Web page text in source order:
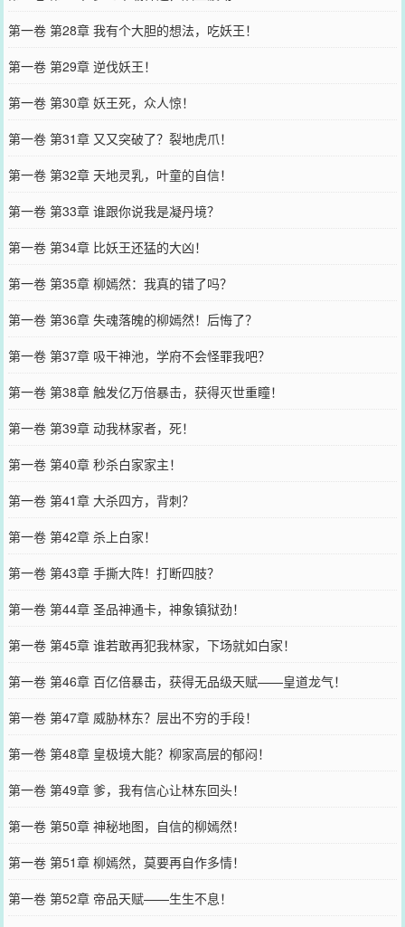
第一卷 第28章 我有个大胆的想法，吃妖王！
第一卷 第29章 逆伐妖王！
第一卷 第30章 妖王死，众人惊！
第一卷 第31章 又又突破了？裂地虎爪！
第一卷 第32章 天地灵乳，叶童的自信！
第一卷 第33章 谁跟你说我是凝丹境？
第一卷 第34章 比妖王还猛的大凶！
第一卷 第35章 柳嫣然：我真的错了吗？
第一卷 第36章 失魂落魄的柳嫣然！后悔了？
第一卷 第37章 吸干神池，学府不会怪罪我吧？
第一卷 第38章 触发亿万倍暴击，获得灭世重瞳！
第一卷 第39章 动我林家者，死！
第一卷 第40章 秒杀白家家主！
第一卷 第41章 大杀四方，背刺？
第一卷 第42章 杀上白家！
第一卷 第43章 手撕大阵！打断四肢？
第一卷 第44章 圣品神通卡，神象镇狱劲！
第一卷 第45章 谁若敢再犯我林家，下场就如白家！
第一卷 第46章 百亿倍暴击，获得无品级天赋——皇道龙气！
第一卷 第47章 威胁林东？层出不穷的手段！
第一卷 第48章 皇极境大能？柳家高层的郁闷！
第一卷 第49章 爹，我有信心让林东回头！
第一卷 第50章 神秘地图，自信的柳嫣然！
第一卷 第51章 柳嫣然，莫要再自作多情！
第一卷 第52章 帝品天赋——生生不息！